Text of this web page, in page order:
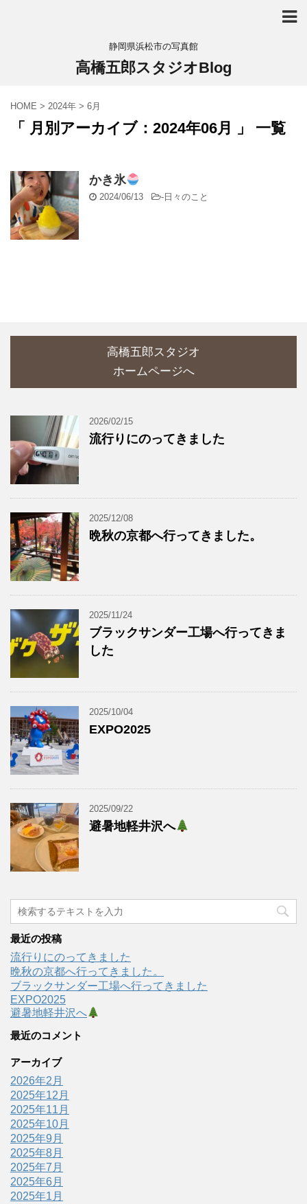
静岡県浜松市の写真館
高橋五郎スタジオBlog
HOME > 2024年 > 6月
「 月別アーカイブ：2024年06月 」 一覧
かき氷
2024/06/13 - 日々のこと
高橋五郎スタジオ
ホームページへ
2026/02/15
流行りにのってきました
2025/12/08
晩秋の京都へ行ってきました。
2025/11/24
ブラックサンダー工場へ行ってきま
した
2025/10/04
EXPO2025
2025/09/22
避暑地軽井沢へ
最近の投稿
流行りにのってきました
晩秋の京都へ行ってきました。
ブラックサンダー工場へ行ってきました
EXPO2025
避暑地軽井沢へ
最近のコメント
アーカイブ
2026年2月
2025年12月
2025年11月
2025年10月
2025年9月
2025年8月
2025年7月
2025年6月
2025年1月